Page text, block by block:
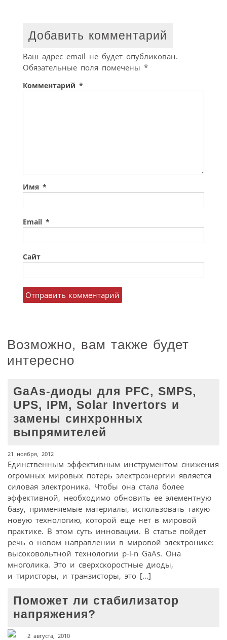
Добавить комментарий
Ваш адрес email не будет опубликован.
Обязательные поля помечены *
Комментарий *
Имя *
Email *
Сайт
Возможно, вам также будет
интересно
GaAs-диоды для PFC, SMPS,
UPS, IPM, Solar Invertors и
замены синхронных
выпрямителей
21 ноября, 2012
Единственным эффективным инструментом снижения
огромных мировых потерь электроэнергии является
силовая электроника. Чтобы она стала более
эффективной, необходимо обновить ее элементную
базу, применяемые материалы, использовать такую
новую технологию, которой еще нет в мировой
практике. В этом суть инновации. В статье пойдет
речь о новом направлении в мировой электронике:
высоковольтной технологии p-i-n GaAs. Она
многолика. Это и сверхскоростные диоды,
и тиристоры, и транзисторы, это […]
Поможет ли стабилизатор
напряжения?
2 августа, 2010